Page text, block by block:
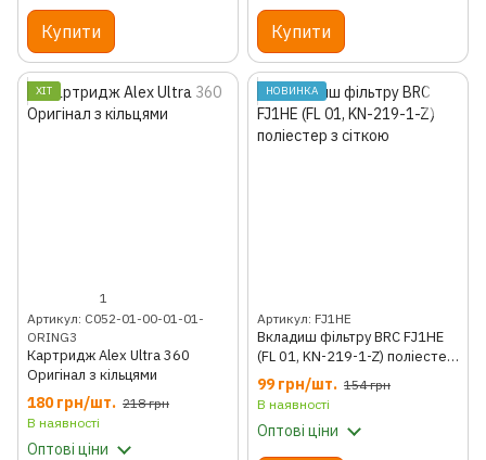
Купити Купити
ХІТ
1
Артикул: C052-01-00-01-01-
ORING3
Картридж Alex Ultra 360
Оригінал з кільцями
180 грн/шт. 218 грн
В наявності
Оптові ціни
НОВИНКА
Артикул: FJ1HE
Вкладиш фільтру BRC FJ1HE
(FL 01, KN-219-1-Z) поліестер
з сіткою
99 грн/шт. 154 грн
В наявності
Оптові ціни